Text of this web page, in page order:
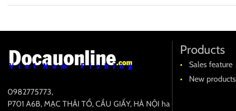
0982775773,
P701 A6B, MẠC THÁI TỔ, CẦU GIẤY, HÀ NỘI ha
Products
Sales feature
New products